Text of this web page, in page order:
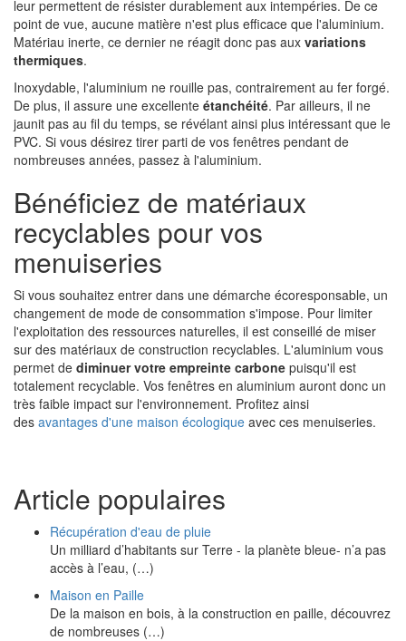
leur permettent de résister durablement aux intempéries. De ce
point de vue, aucune matière n'est plus efficace que l'aluminium.
Matériau inerte, ce dernier ne réagit donc pas aux variations
thermiques.
Inoxydable, l'aluminium ne rouille pas, contrairement au fer forgé.
De plus, il assure une excellente étanchéité. Par ailleurs, il ne
jaunit pas au fil du temps, se révélant ainsi plus intéressant que le
PVC. Si vous désirez tirer parti de vos fenêtres pendant de
nombreuses années, passez à l'aluminium.
Bénéficiez de matériaux
recyclables pour vos
menuiseries
Si vous souhaitez entrer dans une démarche écoresponsable, un
changement de mode de consommation s'impose. Pour limiter
l'exploitation des ressources naturelles, il est conseillé de miser
sur des matériaux de construction recyclables. L'aluminium vous
permet de diminuer votre empreinte carbone puisqu'il est
totalement recyclable. Vos fenêtres en aluminium auront donc un
très faible impact sur l'environnement. Profitez ainsi
des avantages d'une maison écologique avec ces menuiseries.
Article populaires
Récupération d'eau de pluie
Un milliard d’habitants sur Terre - la planète bleue- n’a pas
accès à l’eau, (…)
Maison en Paille
De la maison en bois, à la construction en paille, découvrez
de nombreuses (…)